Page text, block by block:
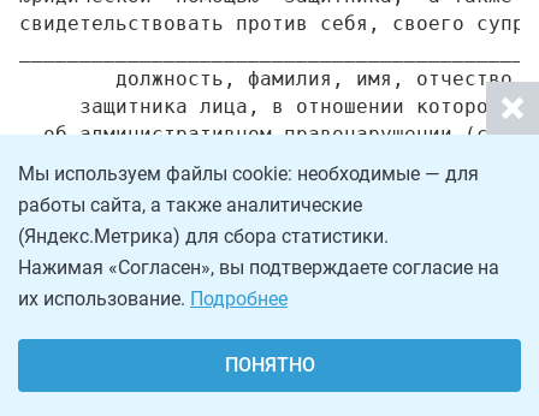
Мы используем файлы cookie: необходимые — для
работы сайта, а также аналитические
(Яндекс.Метрика) для сбора статистики.
Нажимая «Согласен», вы подтверждаете согласие на
их использование. Подробнее
ПОНЯТНО